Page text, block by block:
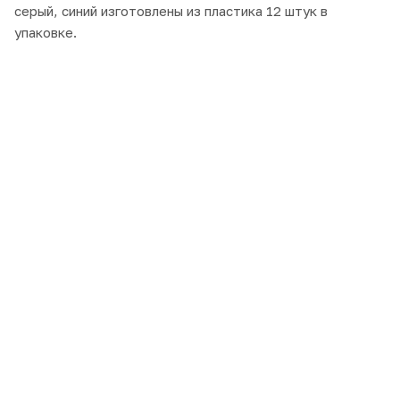
серый, синий изготовлены из пластика 12 штук в
упаковке.